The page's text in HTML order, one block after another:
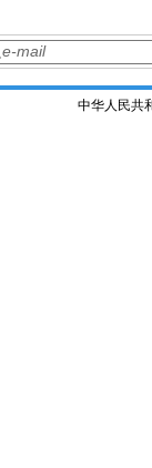
中华人民共